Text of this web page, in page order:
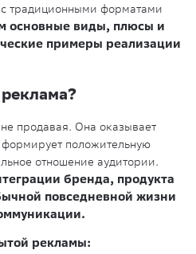
традиционными форматами
основные виды, плюсы и
примеры реализации
продавая. Она оказывает
положительную
отношение аудитории.
бренда, продукта
повседневной жизни
рекламы: